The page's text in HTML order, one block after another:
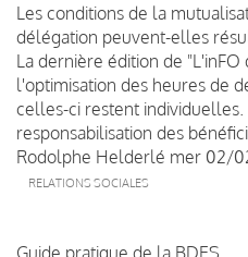
Les conditions de la
délégation peuvent-elles
La dernière édition de "L'inFO
l'optimisation des heures de
celles-ci restent individuelles.
responsabilisation des
Rodolphe Helderlé mer 02/
RELATIONS SOCIALES
Guide pratique de la BDES